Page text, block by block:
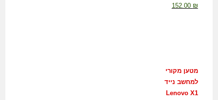
152.00 ₪
מטען מקורי
למחשב נייד
Lenovo X1